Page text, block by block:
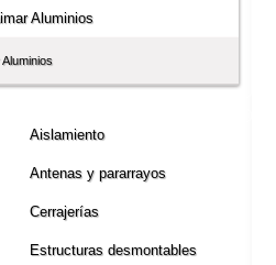
Aislamiento
Antenas y pararrayos
Cerrajerí­as
Estructuras desmontables